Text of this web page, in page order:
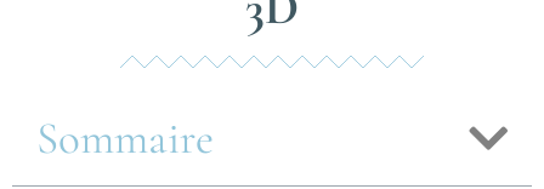
Sommaire